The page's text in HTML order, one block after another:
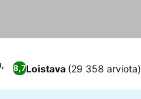
8,7Loistava (29 358 arviota)